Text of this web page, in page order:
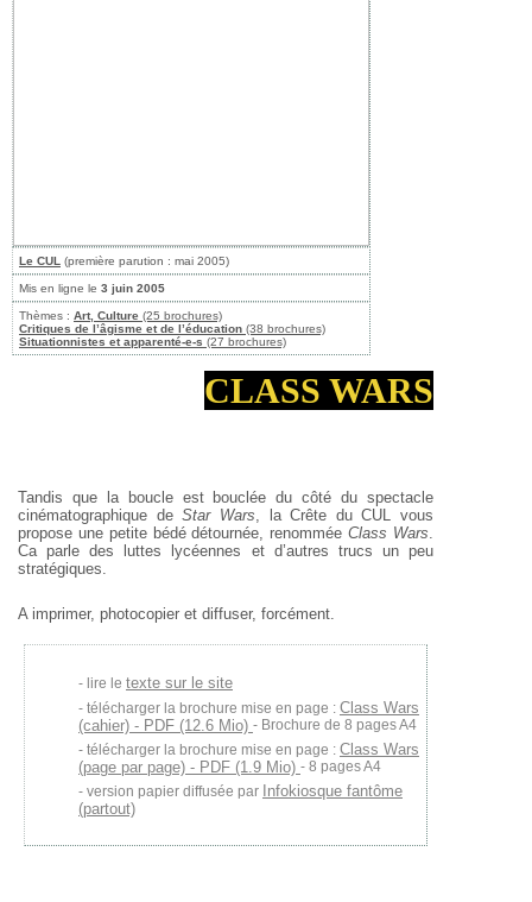
Le CUL (première parution : mai 2005)
Mis en ligne le 3 juin 2005
Thèmes : Art, Culture (25 brochures)
Critiques de l’âgisme et de l’éducation (38 brochures)
Situationnistes et apparenté-e-s (27 brochures)
CLASS WARS
Tandis que la boucle est bouclée du côté du spectacle
cinématographique deStar Wars, la Crête du CUL vous
propose une petite bédé détournée, renomméeClass Wars.
Ca parle des luttes lycéennes et d’autres trucs un peu
stratégiques.
A imprimer, photocopier et diffuser, forcément.
lire le texte sur le site
télécharger la brochure mise en page : Class Wars
(cahier) - PDF (12.6 Mio) - Brochure de 8 pages A4
télécharger la brochure mise en page : Class Wars
(page par page) - PDF (1.9 Mio) - 8 pages A4
version papier diffusée par Infokiosque fantôme
(partout)